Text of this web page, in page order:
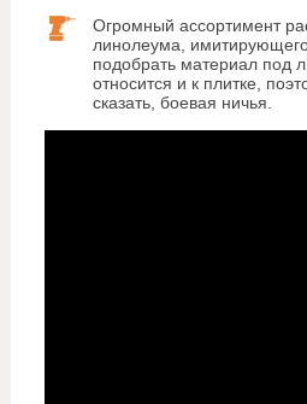
Огромный ассортимент
линолеума, имитирующего
подобрать материал под
относится и к плитке,
сказать, боевая ничья.